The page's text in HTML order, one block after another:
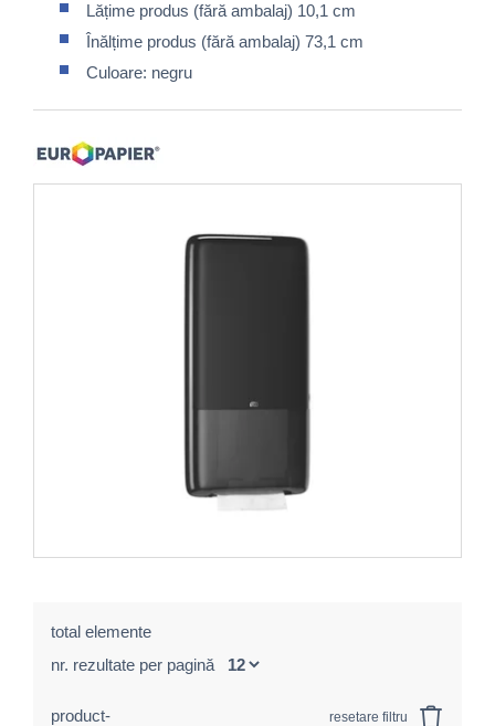
Lățime produs (fără ambalaj) 10,1 cm
Înălțime produs (fără ambalaj) 73,1 cm
Culoare: negru
total elemente
nr. rezultate per pagină
product-
resetare filtru